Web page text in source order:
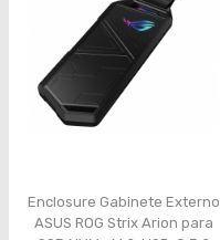
Enclosure Gabinete Externo
ASUS ROG Strix Arion para